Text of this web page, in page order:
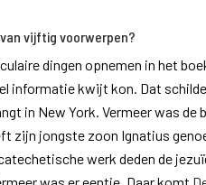
vijftig voorwerpen?
dingen opnemen in het
informatie kwijt kon. Dat
in New York. Vermeer was de
zijn jongste zoon Ignatius
werk deden de